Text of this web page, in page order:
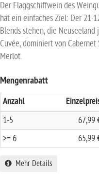
Der Flaggschiffwein des
hat ein einfaches Ziel: Der
Blends stehen, die
Cuvée, dominiert von Cabernet
Merlot.
Mengenrabatt
Anzahl
1-5 67,99
>= 6
65,99
Mehr Details